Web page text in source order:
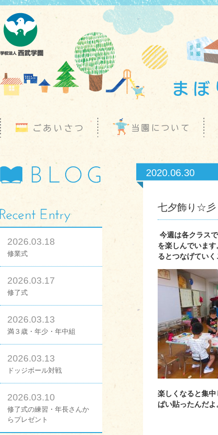
2026.03.18
修業式
2026.03.17
修了式
2026.03.13
満３歳・年少・年中組
2026.03.13
ドッジボール対戦
2026.03.10
修了式の練習・年長さんか
らプレゼント
2020.06.30
七夕飾り☆彡
今週は各クラス
を楽しんでいま
るとつなげてい
楽しくなると集
ぱい貼ったんだよ